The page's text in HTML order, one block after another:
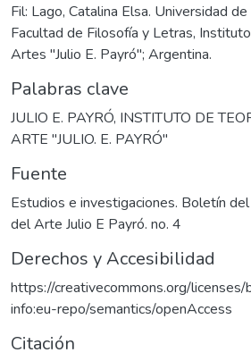
Fil: Lago, Catalina Elsa. Universidad
Facultad de Filosofía y Letras,
Artes "Julio E. Payró"; Argentina.
Palabras clave
JULIO E. PAYRÓ, INSTITUTO DE
ARTE "JULIO. E. PAYRÓ"
Fuente
Estudios e investigaciones. Boletín
del Arte Julio E Payró. no. 4
Derechos y Accesibilidad
https://creativecommons.org/
info:eu-repo/semantics/openAccess
Citación